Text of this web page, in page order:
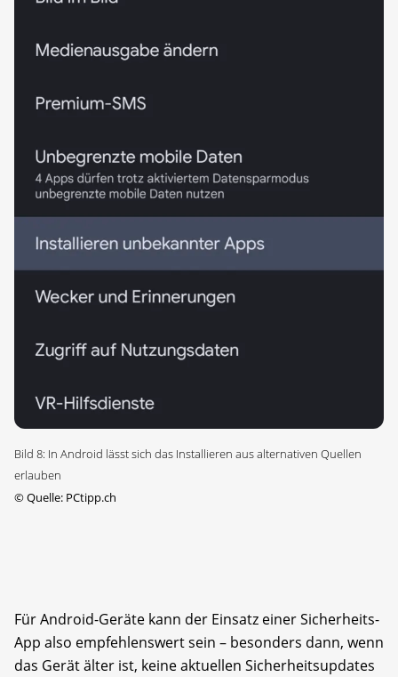
Bild 8: In Android lässt sich das Installieren aus alternativen Quellen
erlauben
©Quelle: PCtipp.ch
Für Android-Geräte kann der Einsatz einer Sicherheits-
App also empfehlenswert sein – besonders dann, wenn
das Gerät älter ist, keine aktuellen Sicherheitsupdates